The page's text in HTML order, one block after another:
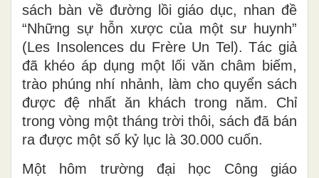
sách bàn về đường lồi giáo dục, nhan đề
“Những sự hỗn xược của một sư huynh”
(Les Insolences du Frère Un Tel). Tác giả
đã khéo áp dụng một lối văn châm biếm,
trào phúng nhí nhảnh, làm cho quyển sách
được đệ nhất ăn khách trong năm. Chỉ
trong vòng một tháng trời thôi, sách đã bán
ra được một số kỷ lục là 30.000 cuốn.
Một hôm trường đại học Công giáo